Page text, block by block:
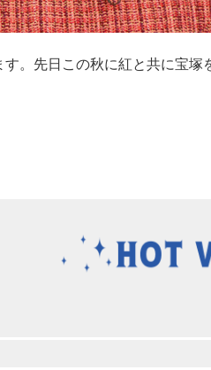
。先日この秋に紅と共に宝